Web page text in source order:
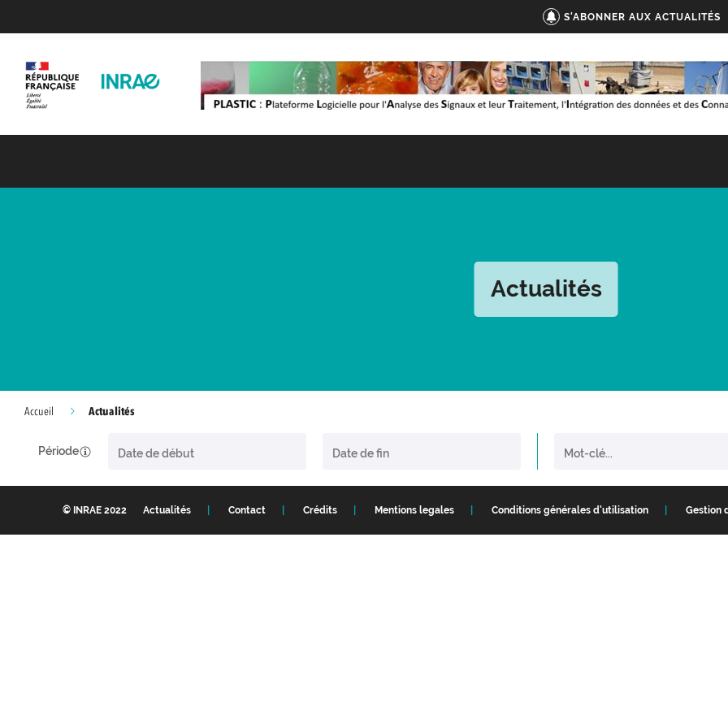
S'ABONNER AUX ACTUALITÉS
Actualités
Accueil Actualités
Période
© INRAE 2022 Actualités Contact Crédits Mentions legales Conditions générales d'utilisation Gestion